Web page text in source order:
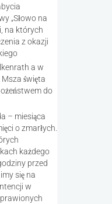
„Słowo na
na których
z okazji
a w
święta
do
– miesiąca
o zmarłych.
każdego
przed
się na
w